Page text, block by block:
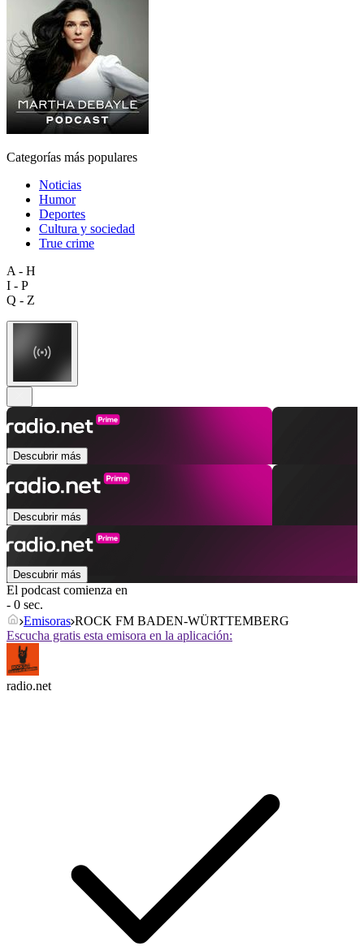
Categorías más populares
Noticias
Humor
Deportes
Cultura y sociedad
True crime
A - H
I - P
Q - Z
Descubrir más
Descubrir más
Descubrir más
El podcast comienza en
- 0 sec.
Emisoras ROCK FM BADEN-WÜRTTEMBERG
Escucha gratis esta emisora en la aplicación:
radio.net